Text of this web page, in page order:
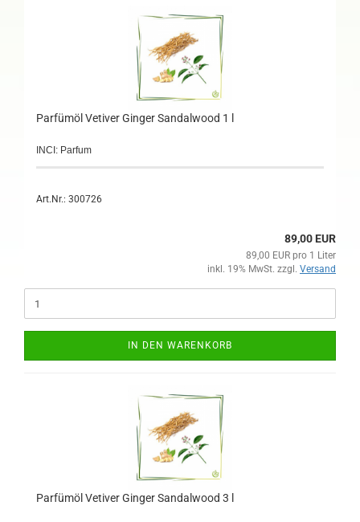
Parfümöl Vetiver Ginger Sandalwood 1 l
INCI: Parfum
Art.Nr.: 300726
89,00 EUR
89,00 EUR pro 1 Liter
inkl. 19% MwSt. zzgl. Versand
IN DEN WARENKORB
Parfümöl Vetiver Ginger Sandalwood 3 l